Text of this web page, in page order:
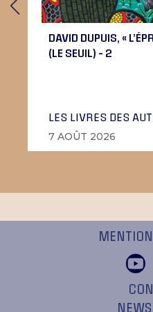
DAVID DUPUIS, «
(LE SEUIL) – 2
LES LIVRES DES
7 AOÛT 2026